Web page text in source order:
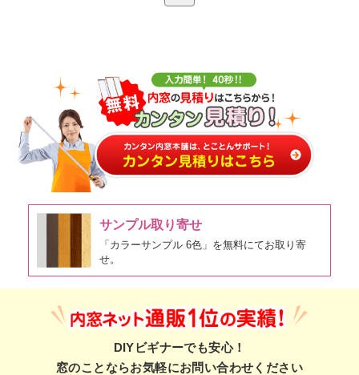
サンプル取り寄せ
「カラーサンプル 6色」を無料にてお取り寄
せ。
DIYビギナーでも安心！
窓のことならお気軽にお問い合わせください